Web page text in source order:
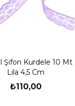
Şifon Kurdele 10 Mt
Lila 4,5 Cm
₺110,00